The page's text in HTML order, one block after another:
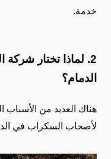
خدمة.
2. لماذا تختار
الدمام؟
هناك العديد من الأسباب
لأصحاب السكراب في